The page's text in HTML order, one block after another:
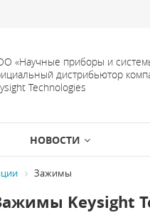
«Научные приборы и
дистрибьютор
Technologies
НОВОСТИ
Зажимы
Keysight